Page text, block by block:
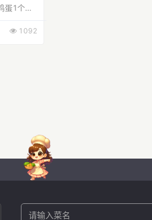
蛋1个；
备涮锅
1092